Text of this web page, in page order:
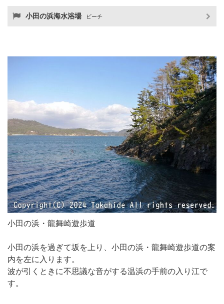
小田の浜海水浴場 ビーチ
小田の浜・龍舞崎遊歩道
小田の浜を過ぎて坂を上り、小田の浜・龍舞崎遊歩道の案
内を左に入ります。
波が引くときに不思議な音がする温浜の手前の入り江で
す。